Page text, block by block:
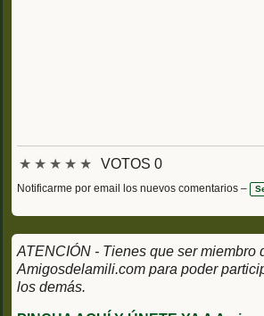
★ ★ ★ ★ ★ VOTOS 0
Notificarme por email los nuevos comentarios –
ATENCIÓN - Tienes que ser miembro
Amigosdelamili.com para poder
los demás.